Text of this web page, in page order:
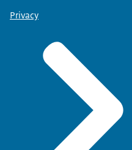
Privacy